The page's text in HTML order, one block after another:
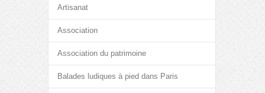
Artisanat
Association
Association du patrimoine
Balades ludiques à pied dans Paris